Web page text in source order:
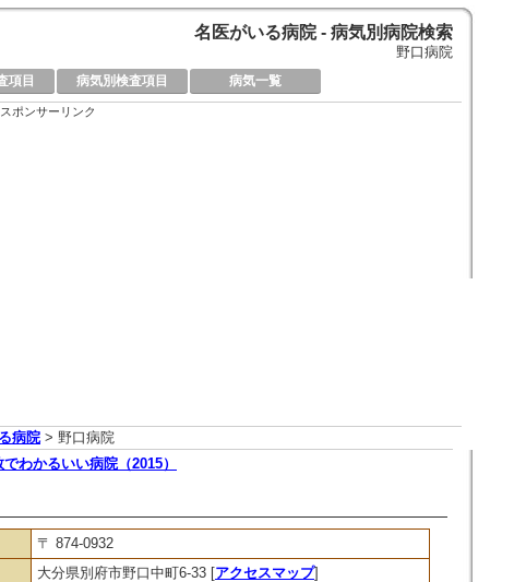
名医がいる病院 - 病気別病院検索
野口病院
項目 病気別検査項目 病気一覧
スポンサーリンク
病院 > 野口病院
わかるいい病院（2015）
〒 874-0932
大分県別府市野口中町6-33 [アクセスマップ]